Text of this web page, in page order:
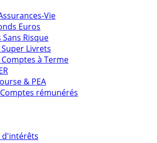
Vie
Euros
Risque
Livrets
à Terme
rémunérés